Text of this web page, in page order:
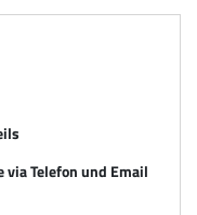
Telefon und Email